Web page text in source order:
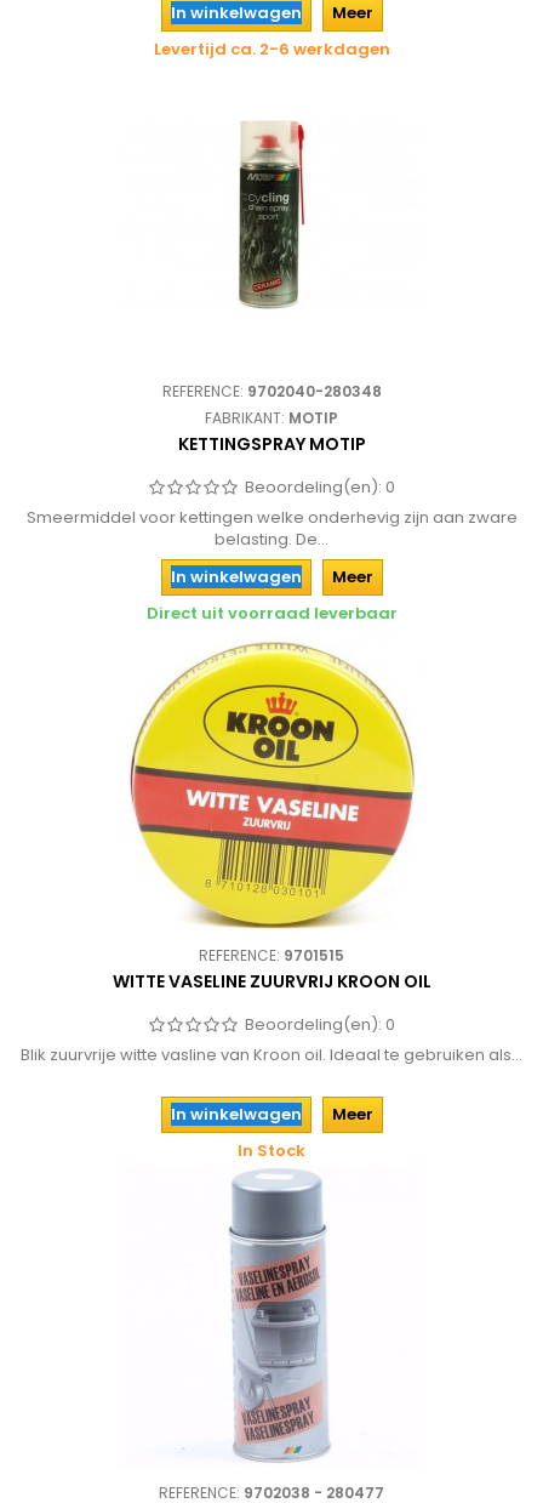
In winkelwagen
Meer
Levertijd ca. 2-6 werkdagen
REFERENCE: 9702040-280348
FABRIKANT: MOTIP
KETTINGSPRAY MOTIP
Beoordeling(en): 0
Smeermiddel voor kettingen welke onderhevig zijn aan zware
belasting. De...
In winkelwagen
Meer
Direct uit voorraad leverbaar
REFERENCE: 9701515
WITTE VASELINE ZUURVRIJ KROON OIL
Beoordeling(en): 0
Blik zuurvrije witte vasline van Kroon oil. Ideaal te gebruiken als...
In winkelwagen
Meer
In Stock
REFERENCE: 9702038 - 280477